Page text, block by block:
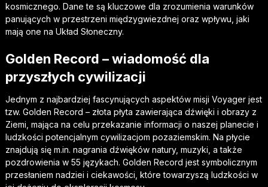
kosmicznego. Dane te są kluczowe dla zrozumienia warunków
panujących w przestrzeni międzygwiezdnej oraz wpływu, jaki
mają one na Układ Słoneczny.
Golden Record – wiadomość dla
przyszłych cywilizacji
Jednym z najbardziej fascynujących aspektów misji Voyager jest
tzw. Golden Record – złota płyta zawierająca dźwięki i obrazy z
Ziemi, mająca na celu przekazanie informacji o naszej planecie i
ludzkości potencjalnym cywilizacjom pozaziemskim. Na płycie
znajdują się m.in. nagrania dźwięków natury, muzyki, a także
pozdrowienia w 55 językach. Golden Record jest symbolicznym
przesłaniem nadziei i ciekawości, które towarzyszą ludzkości w